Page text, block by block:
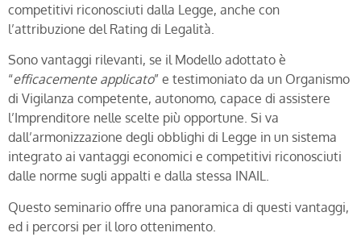
competitivi riconosciuti dalla Legge, anche con
l’attribuzione del Rating di Legalità.
Sono vantaggi rilevanti, se il Modello adottato è
“efficacemente applicato” e testimoniato da un Organismo
di Vigilanza competente, autonomo, capace di assistere
l’Imprenditore nelle scelte più opportune. Si va
dall’armonizzazione degli obblighi di Legge in un sistema
integrato ai vantaggi economici e competitivi riconosciuti
dalle norme sugli appalti e dalla stessa INAIL.
Questo seminario offre una panoramica di questi vantaggi,
ed i percorsi per il loro ottenimento.